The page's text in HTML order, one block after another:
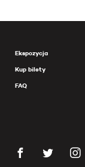
Ekspozycja
Kup bilety
FAQ